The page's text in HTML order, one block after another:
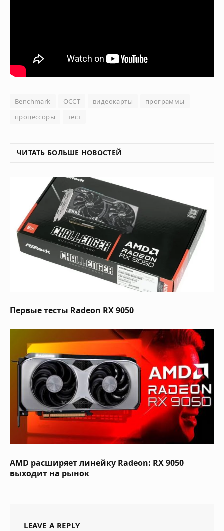
Benchmark OCCT видеокарты
программы
процессоры
тест
ЧИТАТЬ БОЛЬШЕ НОВОСТЕЙ
Первые тесты Radeon RX 9050
AMD расширяет линейку Radeon: RX 9050
выходит на рынок
LEAVE A REPLY